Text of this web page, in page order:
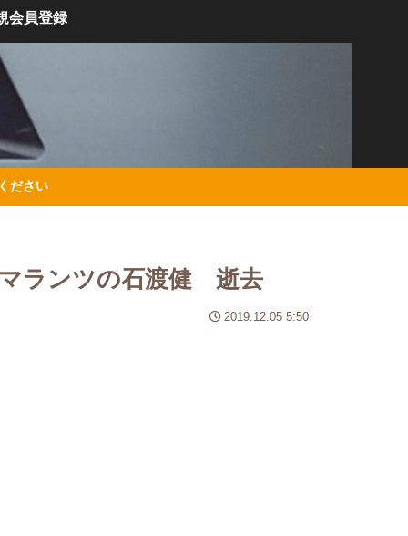
会員登録
ださい
ランツの石渡健 逝去
2019.12.05 5:50